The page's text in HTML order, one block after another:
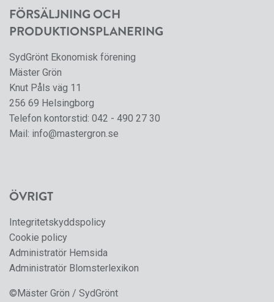
FÖRSÄLJNING OCH
PRODUKTIONSPLANERING
SydGrönt Ekonomisk förening
Mäster Grön
Knut Påls väg 11
256 69 Helsingborg
Telefon kontorstid: 042 - 490 27 30
Mail: info@mastergron.se
ÖVRIGT
Integritetskyddspolicy
Cookie policy
Administratör Hemsida
Administratör Blomsterlexikon
©Mäster Grön / SydGrönt